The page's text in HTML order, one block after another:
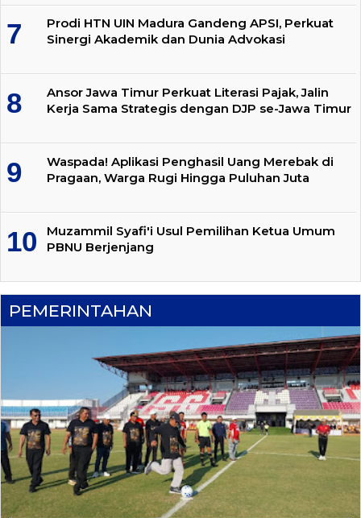
Prodi HTN UIN Madura Gandeng APSI, Perkuat
Sinergi Akademik dan Dunia Advokasi
Ansor Jawa Timur Perkuat Literasi Pajak, Jalin
Kerja Sama Strategis dengan DJP se-Jawa Timur
Waspada! Aplikasi Penghasil Uang Merebak di
Pragaan, Warga Rugi Hingga Puluhan Juta
Muzammil Syafi'i Usul Pemilihan Ketua Umum
PBNU Berjenjang
PEMERINTAHAN